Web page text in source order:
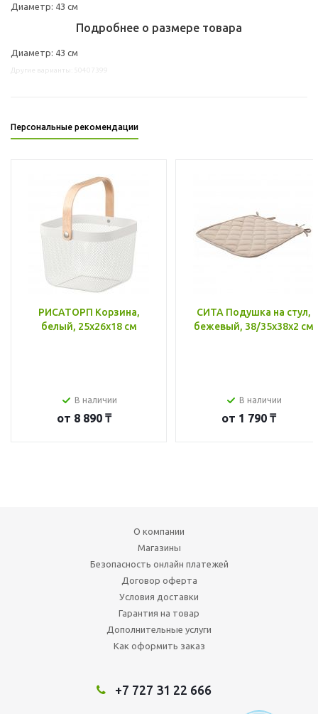
Диаметр: 43 см
Подробнее о размере товара
Диаметр: 43 см
Персональные рекомендации
РИСАТОРП Корзина,
белый, 25x26x18 см
В наличии
от 8 890 ₸
СИТА Подушка на стул,
бежевый, 38/35x38x2 см
В наличии
от 1 790 ₸
О компании
Магазины
Безопасность онлайн платежей
Договор оферта
Условия доставки
Гарантия на товар
Дополнительные услуги
Как оформить заказ
+7 727 31 22 666